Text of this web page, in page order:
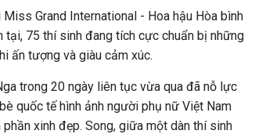
Grand International - Hoa hậu Hòa bình
tại, 75 thí sinh đang tích cực chuẩn bị những
ấn tượng và giàu cảm xúc.
trong 20 ngày liên tục vừa qua đã nỗ lực
quốc tế hình ảnh người phụ nữ Việt Nam
xinh đẹp. Song, giữa một dàn thí sinh